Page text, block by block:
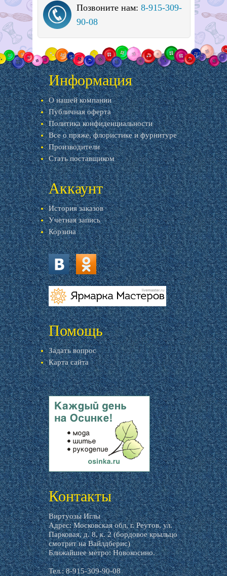
Позвоните нам: 8-915-309-
90-08
Информация
О нашей компании
Публичная оферта
Политика конфиденциальности
Все о пряже, флористике и фурнитуре
Производители
Стать поставщиком
Аккаунт
История заказов
Учетная запись
Корзина
vk.com ok.ru
livemaster.ru
Помощь
Задать вопрос
Карта сайта
livemaster.ru
Контакты
Виртуозы Иглы
Адрес: Московская обл, г. Реутов, ул.
Парковая, д. 8, к. 2 (бордовое крыльцо
смотрит на Вайлдберис)
Ближайшее метро: Новокосино.
Тел.: 8-915-309-90-08